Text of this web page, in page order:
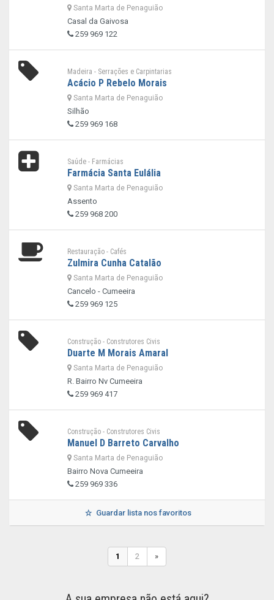
Santa Marta de Penaguião
Casal da Gaivosa
259 969 122
Madeira - Serrações e Carpintarias
Acácio P Rebelo Morais
Santa Marta de Penaguião
Silhão
259 969 168
Saúde - Farmácias
Farmácia Santa Eulália
Santa Marta de Penaguião
Assento
259 968 200
Restauração - Cafés
Zulmira Cunha Catalão
Santa Marta de Penaguião
Cancelo - Cumeeira
259 969 125
Construção - Construtores Civis
Duarte M Morais Amaral
Santa Marta de Penaguião
R. Bairro Nv Cumeeira
259 969 417
Construção - Construtores Civis
Manuel D Barreto Carvalho
Santa Marta de Penaguião
Bairro Nova Cumeeira
259 969 336
Guardar lista nos favoritos
1 2 »